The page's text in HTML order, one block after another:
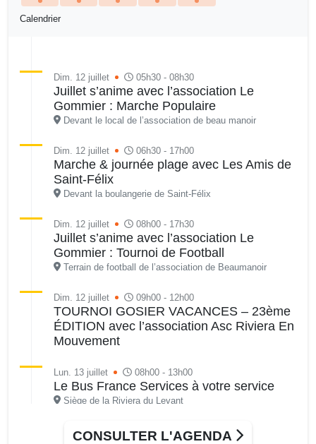
Calendrier
Dim. 12 juillet 05h30 - 08h30
Juillet s’anime avec l’association Le
Gommier : Marche Populaire
Devant le local de l’association de beau manoir
Dim. 12 juillet 06h30 - 17h00
Marche & journée plage avec Les Amis de
Saint-Félix
Devant la boulangerie de Saint-Félix
Dim. 12 juillet 08h00 - 17h30
Juillet s’anime avec l’association Le
Gommier : Tournoi de Football
Terrain de football de l’association de Beaumanoir
Dim. 12 juillet 09h00 - 12h00
TOURNOI GOSIER VACANCES – 23ème
ÉDITION avec l’association Asc Riviera En
Mouvement
Lun. 13 juillet 08h00 - 13h00
Le Bus France Services à votre service
Siège de la Riviera du Levant
CONSULTER L'AGENDA